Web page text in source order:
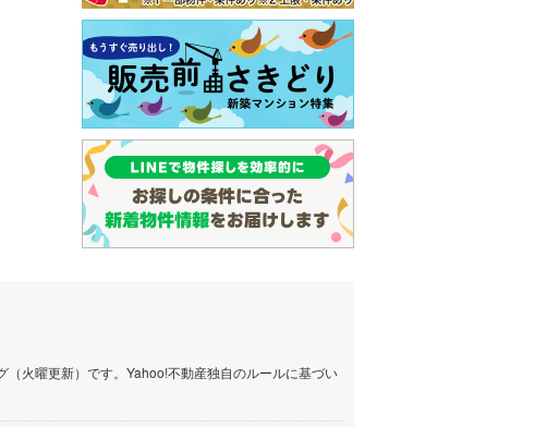
（火曜更新）です。Yahoo!不動産独自のルールに基づい